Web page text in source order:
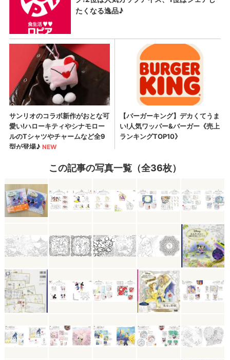
この記事の写真一覧（全36枚）